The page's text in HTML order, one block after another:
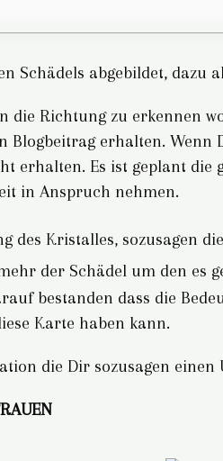
Schädels abgebildet,
die Richtung zu erkennen
Blogbeitrag erhalten.
erhalten. Es ist geplant
in Anspruch nehmen.
des Kristalles, sozusagen
der Schädel um den es
bestanden dass die
Karte haben kann.
die Dir sozusagen einen